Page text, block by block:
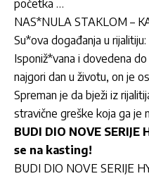
početka …
NAS*NULA STAKLOM –
Su*ova događanja u
Isponiž*vana i dovedena
najgori dan u životu, on je
Spreman je da bježi iz
stravične greške koja ga je
BUDI DIO NOVE SERIJE
se na kasting!
BUDI DIO NOVE SERIJE